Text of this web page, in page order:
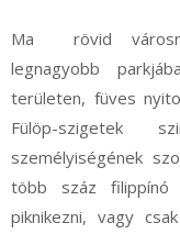
Ma rövid
legnagyobb
területen, füves
Fülöp-szigetek
személyiségének
több száz filippínó
piknikezni, vagy